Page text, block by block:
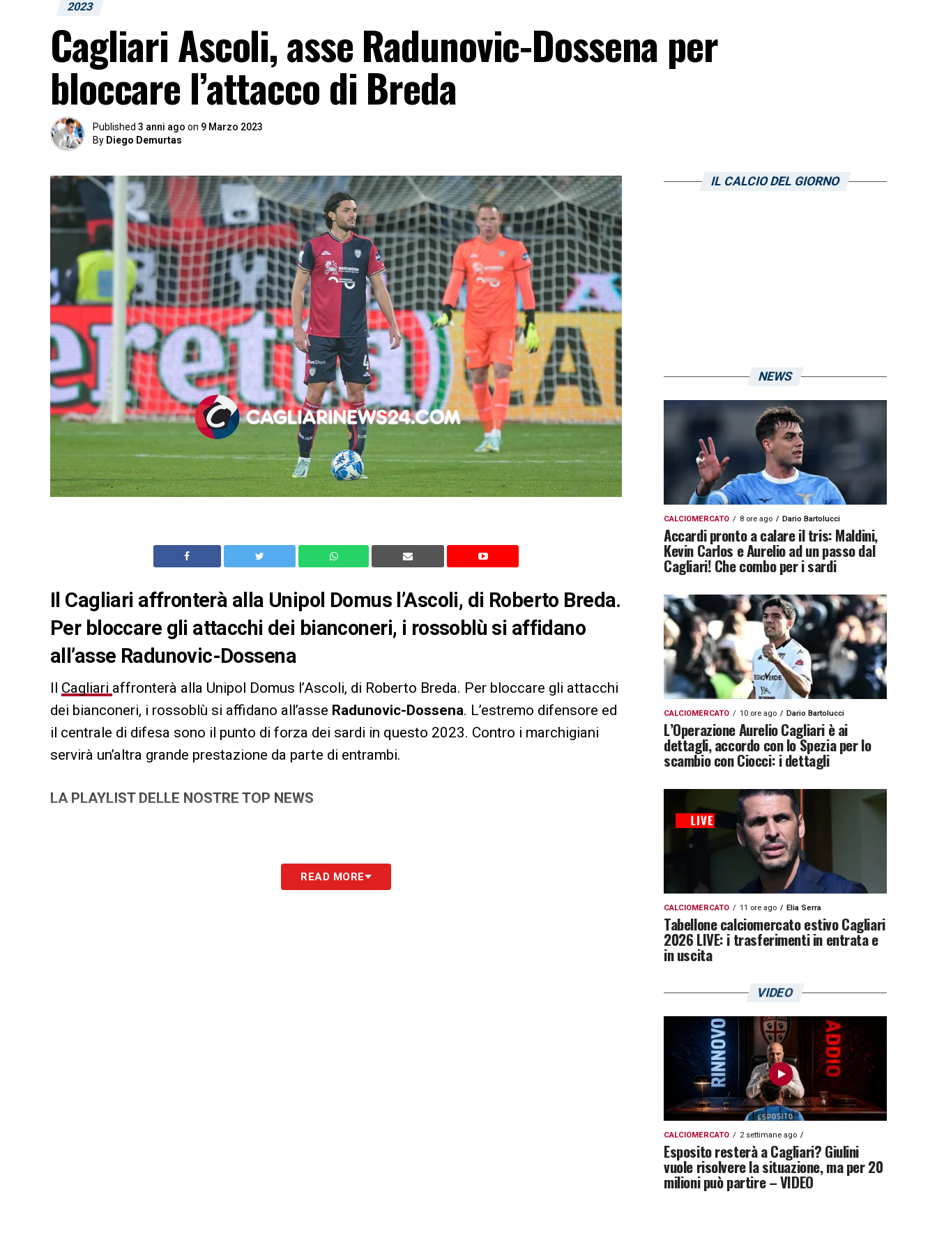
2023
Cagliari Ascoli, asse Radunovic-Dossena per
bloccare l’attacco di Breda
Published 3 anni ago on 9 Marzo 2023
By Diego Demurtas
Il Cagliari affronterà alla Unipol Domus l’Ascoli, di Roberto Breda.
Per bloccare gli attacchi dei bianconeri, i rossoblù si affidano
all’asse Radunovic-Dossena
Il Cagliari affronterà alla Unipol Domus l’Ascoli, di Roberto Breda. Per bloccare gli attacchi
dei bianconeri, i rossoblù si affidano all’asse Radunovic-Dossena. L’estremo difensore ed
il centrale di difesa sono il punto di forza dei sardi in questo 2023. Contro i marchigiani
servirà un’altra grande prestazione da parte di entrambi.
LA PLAYLIST DELLE NOSTRE TOP NEWS
READ MORE
IL CALCIO DEL GIORNO
NEWS
CALCIOMERCATO 8 ore ago Dario Bartolucci
Accardi pronto a calare il tris: Maldini,
Kevin Carlos e Aurelio ad un passo dal
Cagliari! Che combo per i sardi
CALCIOMERCATO 10 ore ago Dario Bartolucci
L’Operazione Aurelio Cagliari è ai
dettagli, accordo con lo Spezia per lo
scambio con Ciocci: i dettagli
CALCIOMERCATO 11 ore ago Elia Serra
Tabellone calciomercato estivo Cagliari
2026 LIVE: i trasferimenti in entrata e
in uscita
VIDEO
CALCIOMERCATO 2 settimane ago
Esposito resterà a Cagliari? Giulini
vuole risolvere la situazione, ma per 20
milioni può partire – VIDEO